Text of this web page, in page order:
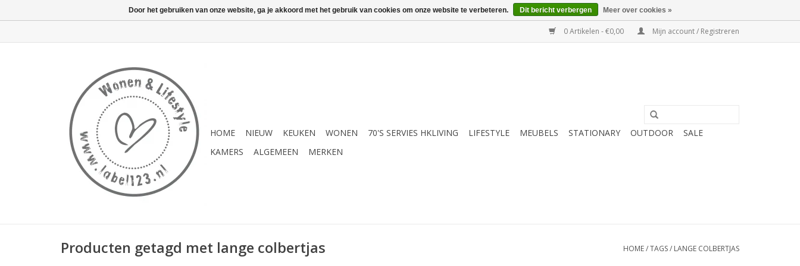
0 Artikelen - €0,00 Mijn account / Registreren
HOME NIEUW KEUKEN WONEN 70'S SERVIES HKLIVING LIFESTYLE MEUBELS STATIONARY OUTDOOR
SALE
KAMERS
ALGEMEEN MERKEN
Producten getagd met lange colbertjas HOME/TAGS/ LANGE COLBERTJAS
Door het gebruiken van onze website, ga je akkoord met het gebruik van cookies om onze website te verbeteren. Dit bericht verbergen Meer over cookies »